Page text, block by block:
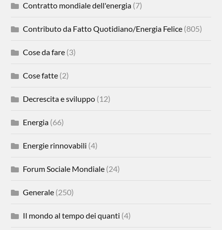
Contratto mondiale dell'energia (7)
Contributo da Fatto Quotidiano/Energia Felice (805)
Cose da fare (3)
Cose fatte (2)
Decrescita e sviluppo (12)
Energia (66)
Energie rinnovabili (4)
Forum Sociale Mondiale (24)
Generale (250)
Il mondo al tempo dei quanti (4)